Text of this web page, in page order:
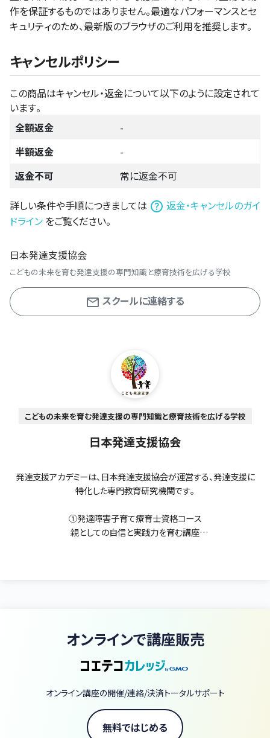
作を保証するものではありません。最適なパフォーマンスとセ
キュリティのため、最新版のブラウザのご利用を推奨します。
キャンセルポリシー
この商品はキャンセル・返金について以下のように設定されて
います。
全額返金
-
半額返金
-
返金不可
常に返金不可
詳しい条件や手順につきましては
返金・キャンセルのガイ
ドライン をご覧ください。
日本発達支援協会
こどもの未来を育む発達支援の専門知識と療育技術を広げる学校
スクールに連絡する
こどもの未来を育む発達支援の専門知識と療育技術を広げる学校
日本発達支援協会
発達支援アカデミーは、日本発達支援協会が運営する、発達支援に
特化した専門教育研究機関です。
①発達障害子育て療育士資格コース
親としての自信と実践力を育む講座
的な方法を提供します。
②発達障害支援療育士資格コース
対象：児童発達支援施設のスタッフ、教育関係者、福祉・医療従事
者、発達障害支援に関心のある方
オンラインで講座販売
オンライン講座の開催/連絡/決済トータルサポート
無料ではじめる